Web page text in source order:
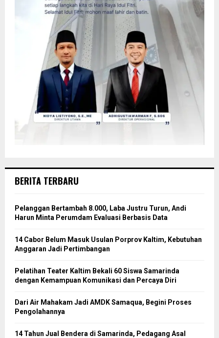
BERITA TERBARU
Pelanggan Bertambah 8.000, Laba Justru Turun, Andi
Harun Minta Perumdam Evaluasi Berbasis Data
14 Cabor Belum Masuk Usulan Porprov Kaltim, Kebutuhan
Anggaran Jadi Pertimbangan
Pelatihan Teater Kaltim Bekali 60 Siswa Samarinda
dengan Kemampuan Komunikasi dan Percaya Diri
Dari Air Mahakam Jadi AMDK Samaqua, Begini Proses
Pengolahannya
14 Tahun Jual Bendera di Samarinda, Pedagang Asal